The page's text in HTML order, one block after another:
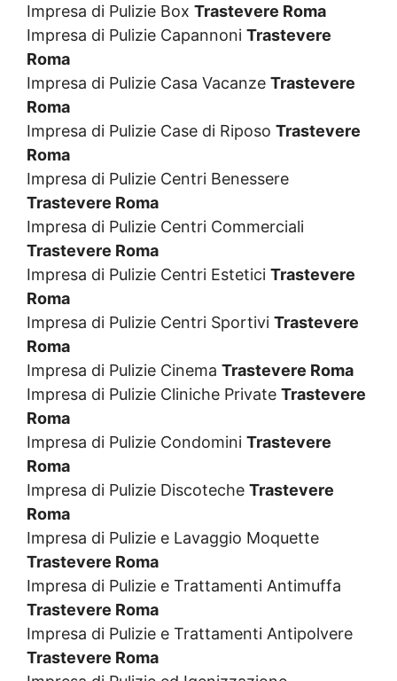
Impresa di Pulizie Box Trastevere Roma
Impresa di Pulizie Capannoni Trastevere
Roma
Impresa di Pulizie Casa Vacanze Trastevere
Roma
Impresa di Pulizie Case di Riposo Trastevere
Roma
Impresa di Pulizie Centri Benessere
Trastevere Roma
Impresa di Pulizie Centri Commerciali
Trastevere Roma
Impresa di Pulizie Centri Estetici Trastevere
Roma
Impresa di Pulizie Centri Sportivi Trastevere
Roma
Impresa di Pulizie Cinema Trastevere Roma
Impresa di Pulizie Cliniche Private Trastevere
Roma
Impresa di Pulizie Condomini Trastevere
Roma
Impresa di Pulizie Discoteche Trastevere
Roma
Impresa di Pulizie e Lavaggio Moquette
Trastevere Roma
Impresa di Pulizie e Trattamenti Antimuffa
Trastevere Roma
Impresa di Pulizie e Trattamenti Antipolvere
Trastevere Roma